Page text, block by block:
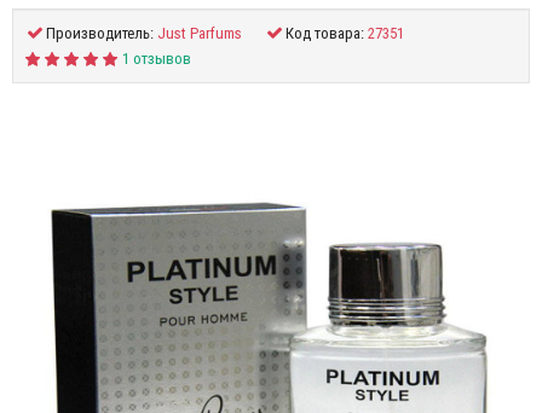
Производитель: Just Parfums Код товара:27351
1 отзывов